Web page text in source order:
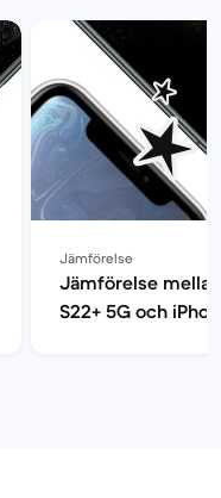
Jämförelse
Jämförelse
S22+ 5G och